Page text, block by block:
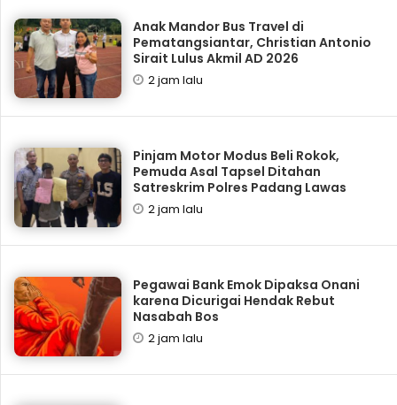
Anak Mandor Bus Travel di
Pematangsiantar, Christian Antonio
Sirait Lulus Akmil AD 2026
2 jam lalu
Pinjam Motor Modus Beli Rokok,
Pemuda Asal Tapsel Ditahan
Satreskrim Polres Padang Lawas
2 jam lalu
Pegawai Bank Emok Dipaksa Onani
karena Dicurigai Hendak Rebut
Nasabah Bos
2 jam lalu